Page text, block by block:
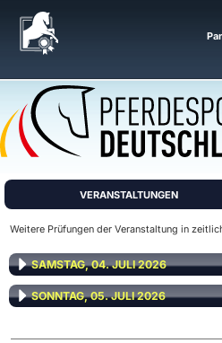
VERANSTALTUNGEN
Weitere Prüfungen der Veranstaltung in
SAMSTAG, 04. JULI 2026
SONNTAG, 05. JULI 2026